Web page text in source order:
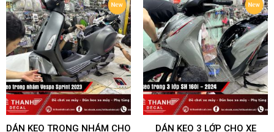
DÁN KEO TRONG NHÁM CHO
DÁN KEO 3 LỚP CHO XE